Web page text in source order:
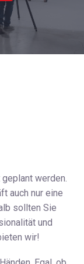
werden.
auch nur eine
sollten Sie
und
wir!